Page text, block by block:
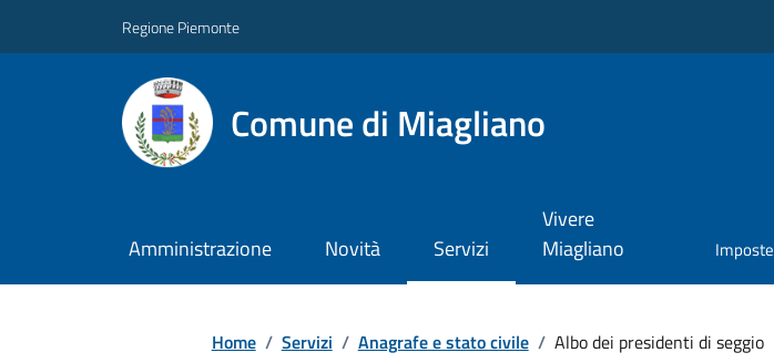
Regione Piemonte
Comune di Miagliano
Amministrazione Novità Servizi
Vivere
Miagliano
Imposte
Home / Servizi / Anagrafe e stato civile / Albo dei presidenti di seggio